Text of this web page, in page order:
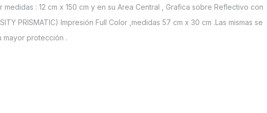
medidas : 12 cm x 150 cm y en su Area Central , Grafica sobre Reflectivo con
PRISMATIC) Impresión Full Color ,medidas 57 cm x 30 cm .Las mismas se
mayor protección .